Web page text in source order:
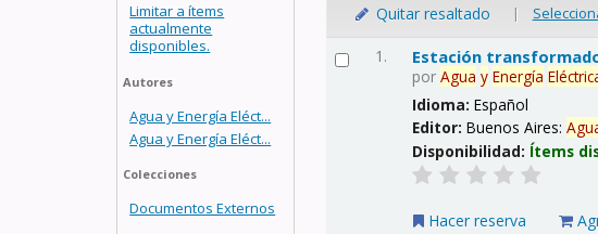
Limitar a ítems
actualmente
disponibles.
Autores
Agua y Energía Eléct...
Agua y Energía Eléct...
Colecciones
Documentos Externos
Quitar resaltado |
1. Estación
porAgua y Energía
Idioma:Español
Editor:Buenos Aires:
Disponibilidad: Ítems
Hacer reserva